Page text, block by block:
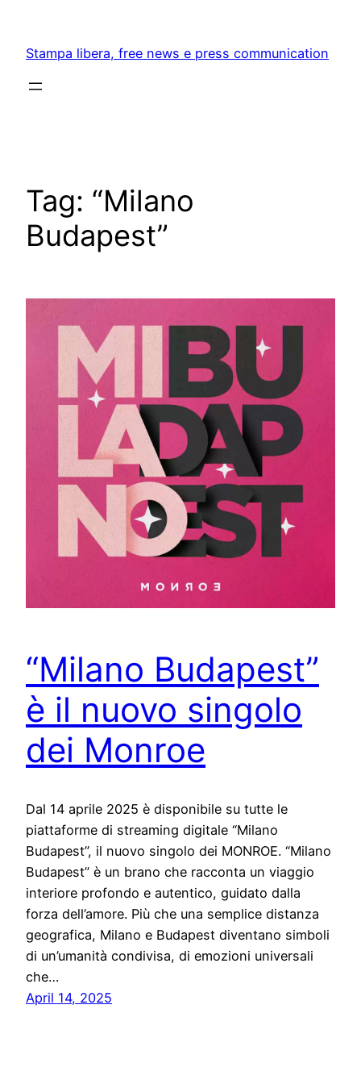
content
Stampa libera, free news e press communication
Tag: “Milano
Budapest”
“Milano Budapest”
è il nuovo singolo
dei Monroe
Dal 14 aprile 2025 è disponibile su tutte le
piattaforme di streaming digitale “Milano
Budapest”, il nuovo singolo dei MONROE. “Milano
Budapest” è un brano che racconta un viaggio
interiore profondo e autentico, guidato dalla
forza dell’amore. Più che una semplice distanza
geografica, Milano e Budapest diventano simboli
di un’umanità condivisa, di emozioni universali
che…
April 14, 2025